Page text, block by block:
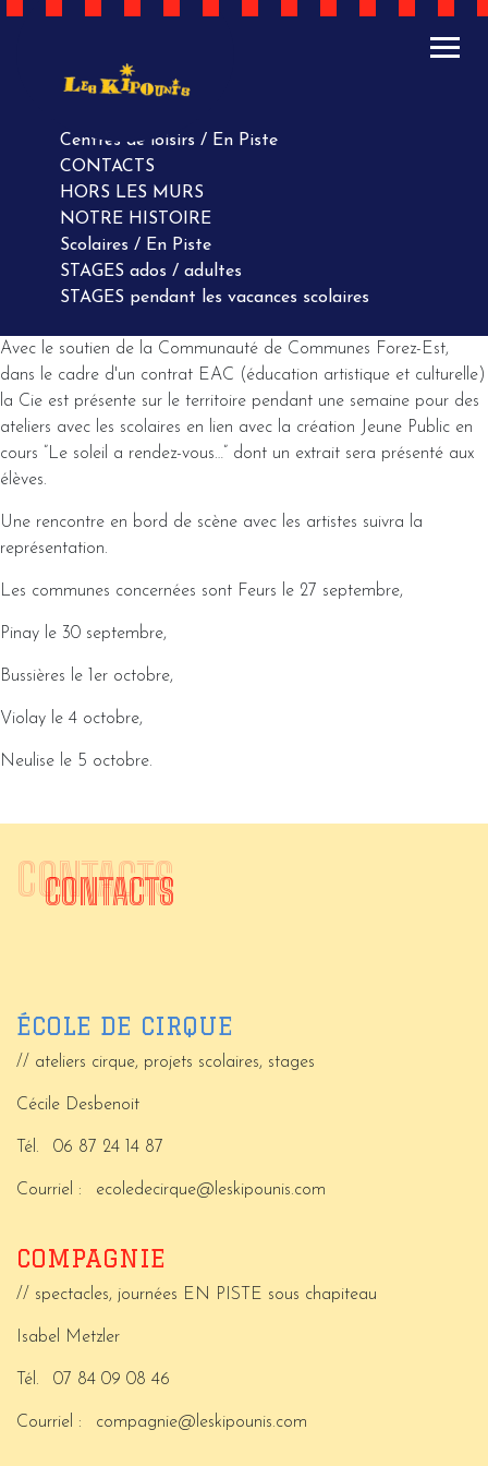
ACTUALITÉS
AGENDA
Centres de loisirs / En Piste
CONTACTS
HORS LES MURS
NOTRE HISTOIRE
Scolaires / En Piste
STAGES ados / adultes
STAGES pendant les vacances scolaires
Avec le soutien de la Communauté de Communes Forez-Est,
dans le cadre d'un contrat EAC (éducation artistique et culturelle)
la Cie est présente sur le territoire pendant une semaine pour des
ateliers avec les scolaires en lien avec la création Jeune Public en
cours ”Le soleil a rendez-vous…” dont un extrait sera présenté aux
élèves.
Une rencontre en bord de scène avec les artistes suivra la
représentation.
Les communes concernées sont Feurs le 27 septembre,
Pinay le 30 septembre,
Bussières le 1er octobre,
Violay le 4 octobre,
Neulise le 5 octobre.
CONTACTS
CONTACTS
ÉCOLE DE CIRQUE
// ateliers cirque, projets scolaires, stages
Cécile Desbenoit
Tél. 06 87 24 14 87
Courriel : ecoledecirque@leskipounis.com
COMPAGNIE
// spectacles, journées EN PISTE sous chapiteau
Isabel Metzler
Tél. 07 84 09 08 46
Courriel : compagnie@leskipounis.com